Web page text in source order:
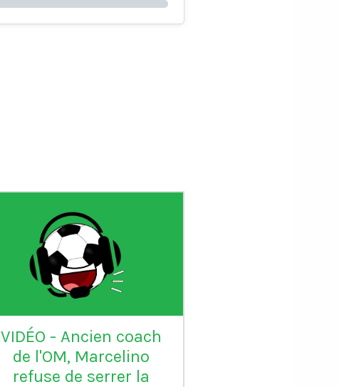
VIDÉO - Ancien coach
de l'OM, Marcelino
refuse de serrer la